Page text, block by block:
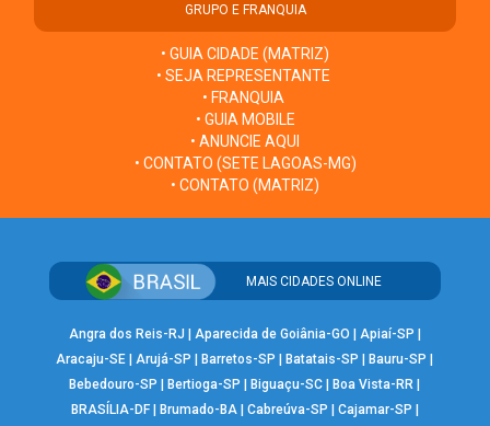
GRUPO E FRANQUIA
• GUIA CIDADE (MATRIZ)
• SEJA REPRESENTANTE
• FRANQUIA
• GUIA MOBILE
• ANUNCIE AQUI
• CONTATO (SETE LAGOAS-MG)
• CONTATO (MATRIZ)
MAIS CIDADES ONLINE
Angra dos Reis-RJ Aparecida de Goiânia-GO Apiaí-SP
Aracaju-SE |Arujá-SP Barretos-SP Batatais-SP Bauru-SP
Bebedouro-SP
Bertioga-SP Biguaçu-SC Boa Vista-RR
BRASÍLIA-DF| Brumado-BA| Cabreúva-SP Cajamar-SP